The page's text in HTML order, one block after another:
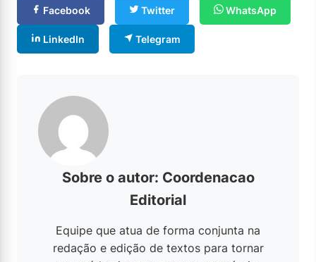
Facebook Twitter WhatsApp
LinkedIn Telegram
Sobre o autor: Coordenacao
Editorial
Equipe que atua de forma conjunta na
redação e edição de textos para tornar